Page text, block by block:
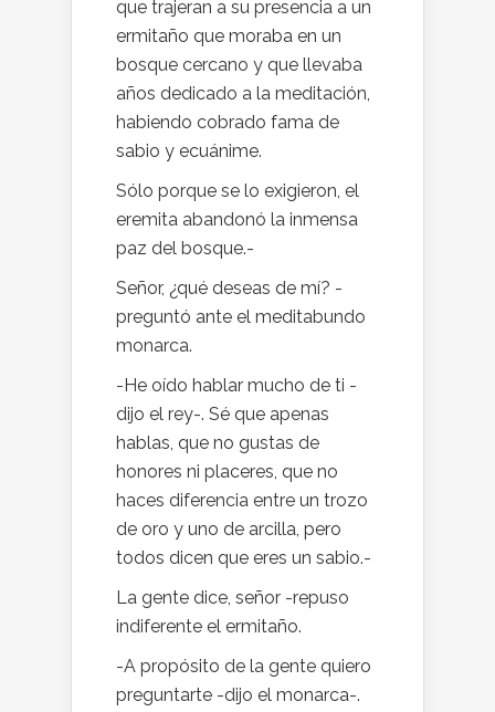
que trajeran a su presencia a un
ermitaño que moraba en un
bosque cercano y que llevaba
años dedicado a la meditación,
habiendo cobrado fama de
sabio y ecuánime.
Sólo porque se lo exigieron, el
eremita abandonó la inmensa
paz del bosque.-
Señor, ¿qué deseas de mí? -
preguntó ante el meditabundo
monarca.
-He oído hablar mucho de ti -
dijo el rey-. Sé que apenas
hablas, que no gustas de
honores ni placeres, que no
haces diferencia entre un trozo
de oro y uno de arcilla, pero
todos dicen que eres un sabio.-
La gente dice, señor -repuso
indiferente el ermitaño.
-A propósito de la gente quiero
preguntarte -dijo el monarca-.